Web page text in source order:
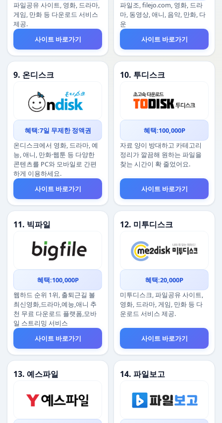
파일공유 사이트, 영화, 드라마,
게임, 만화 등 다운로드 서비스
제공.
사이트 바로가기
파일조, filejo.com, 영화, 드라
마, 동영상, 애니, 음악, 만화, 다
운
사이트 바로가기
9. 온디스크
혜택:7일 무제한 정액권
온디스크에서 영화, 드라마, 예
능, 애니, 만화·웹툰 등 다양한
콘텐츠를 PC와 모바일로 간편
하게 이용하세요.
사이트 바로가기
10. 투디스크
혜택:100,000P
자료 양이 방대하고 카테고리
정리가 깔끔해 원하는 파일을
찾는 시간이 확 줄었어요.
사이트 바로가기
11. 빅파일
혜택:100,000P
웹하드 순위 1위, 출퇴근길 볼
최신영화,드라마,예능,애니 추
천 무료 다운로드 플랫폼,모바
일 스트리밍 서비스
사이트 바로가기
12. 미투디스크
혜택:20,000P
미투디스크, 파일공유 사이트,
영화, 드라마, 게임, 만화 등 다
운로드 서비스 제공.
사이트 바로가기
13. 예스파일 14. 파일보고